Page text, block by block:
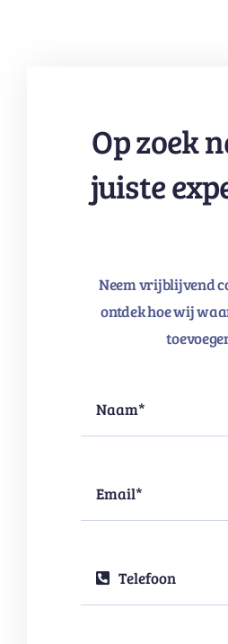
Op zoek
juiste
Neem vrijblijvend
ontdek hoe wij